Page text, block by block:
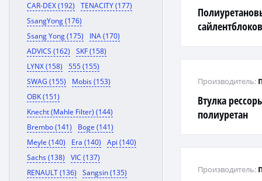
CAR-DEX (192)
TENACITY (177)
SsangYong (176)
Ssang Yong (175)
INA (170)
ADVICS (162)
SKF (158)
LYNX (158)
555 (155)
SWAG (155)
Mobis (153)
OBK (151)
Knecht (Mahle Filter) (144)
Brembo (141)
Boge (141)
Meyle (140)
Era (140)
Api (140)
Sachs (138)
VIC (137)
RENAULT (136)
Sangsin (135)
Втулка
полиуретан
Производитель:
Производитель: